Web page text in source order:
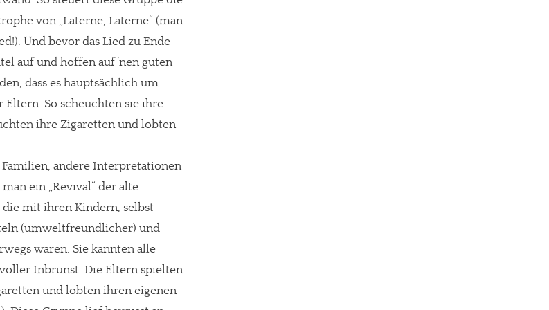
Werbung. Beide Einnahmequellen sind in den letzten Monaten stark zurückgegangen.
von „Laterne, Laterne“ (man
Und bevor das Lied zu Ende
auf und hoffen auf ’nen guten
dass es hauptsächlich um
So scheuchten sie ihre
ihre Zigaretten und lobten
andere Interpretationen
ein „Revival“ der alte
mit ihren Kindern, selbst
(umweltfreundlicher) und
waren. Sie kannten alle
Inbrunst. Die Eltern spielten
und lobten ihren eigenen